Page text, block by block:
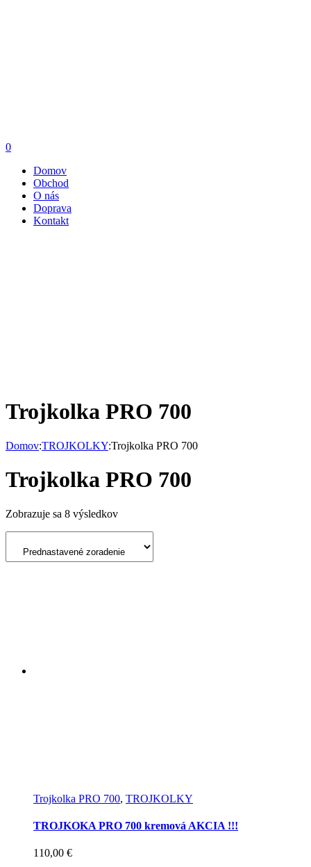
0
Domov
Obchod
O nás
Doprava
Kontakt
Trojkolka PRO 700
Domov:TROJKOLKY:Trojkolka PRO 700
Trojkolka PRO 700
Zobrazuje sa 8 výsledkov
Trojkolka PRO 700, TROJKOLKY
TROJKOKA PRO 700 kremová AKCIA !!!
110,00 €